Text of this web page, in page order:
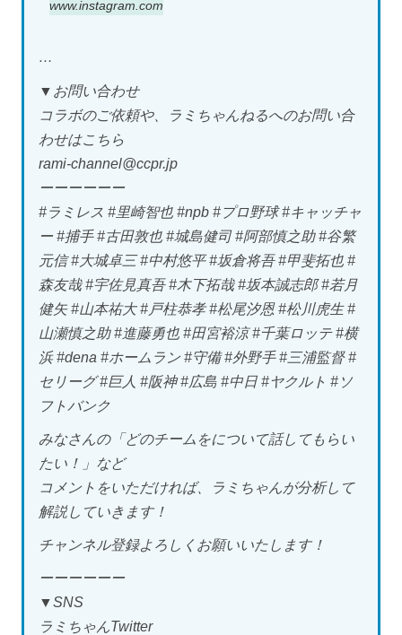
www.instagram.com
​…
▼お問い合わせ
コラボのご依頼や、ラミちゃんねるへのお問い合
わせはこちら
rami-channel@ccpr.jp
ーーーーーー
#ラミレス #里崎智也 #npb #プロ野球 #キャッチャ
ー #捕手 #古田敦也 #城島健司 #阿部慎之助 #谷繁
元信 #大城卓三 #中村悠平 #坂倉将吾 #甲斐拓也 #
森友哉 #宇佐見真吾 #木下拓哉 #坂本誠志郎 #若月
健矢 #山本祐大 #戸柱恭孝 #松尾汐恩 #松川虎生 #
山瀬慎之助 #進藤勇也 #田宮裕涼 #千葉ロッテ #横
浜 #dena #ホームラン #守備 #外野手 #三浦監督 #
セリーグ #巨人 #阪神 #広島 #中日 #ヤクルト #ソ
フトバンク
みなさんの「どのチームをについて話してもらい
たい！」など
コメントをいただければ、ラミちゃんが分析して
解説していきます！
チャンネル登録よろしくお願いいたします！
ーーーーーー
▼SNS
ラミちゃんTwitter